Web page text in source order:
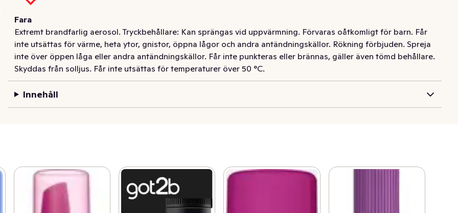
Fara
Extremt brandfarlig aerosol. Tryckbehållare: Kan sprängas vid uppvärmning. Förvaras oåtkomligt för barn. Får
inte utsättas för värme, heta ytor, gnistor, öppna lågor och andra antändningskällor. Rökning förbjuden. Spreja
inte över öppen låga eller andra antändningskällor. Får inte punkteras eller brännas, gäller även tömd behållare.
Skyddas från solljus. Får inte utsättas för temperaturer över 50 °C.
Innehåll